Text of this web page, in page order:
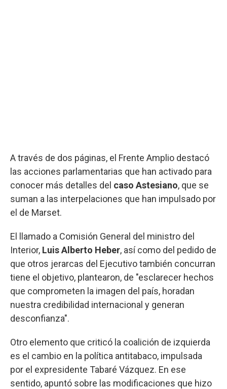
A través de dos páginas, el Frente Amplio destacó
las acciones parlamentarias que han activado para
conocer más detalles del caso Astesiano, que se
suman a las interpelaciones que han impulsado por
el de Marset.
El llamado a Comisión General del ministro del
Interior, Luis Alberto Heber, así como del pedido de
que otros jerarcas del Ejecutivo también concurran
tiene el objetivo, plantearon, de "esclarecer hechos
que comprometen la imagen del país, horadan
nuestra credibilidad internacional y generan
desconfianza".
Otro elemento que criticó la coalición de izquierda
es el cambio en la política antitabaco, impulsada
por el expresidente Tabaré Vázquez. En ese
sentido, apuntó sobre las modificaciones que hizo